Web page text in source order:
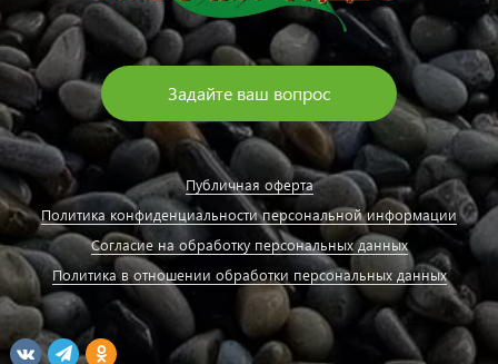
Задайте ваш вопрос
Публичная оферта
Политика конфиденциальности персональной информации
Согласие на обработку персональных данных
Политика в отношении обработки персональных данных